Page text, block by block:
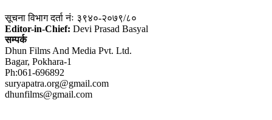
सूचना विभाग दर्ता नंः ३९४०-२०७९/८०
Editor-in-Chief: Devi Prasad Basyal
सम्पर्क
Dhun Films And Media Pvt. Ltd.
Bagar, Pokhara-1
Ph:061-696892
suryapatra.org@gmail.com
dhunfilms@gmail.com